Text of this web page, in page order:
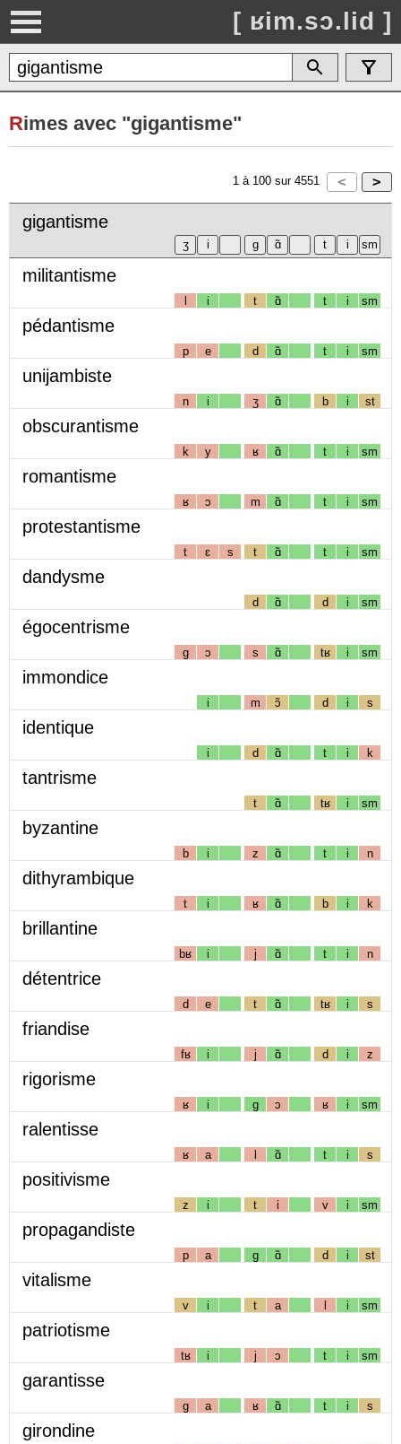
[ ʁim.sɔ.lid ]
Rimes avec "gigantisme"
1 à 100 sur 4551
gigantisme
militantisme
l i t ɑ̃ t i sm
pédantisme
p e d ɑ̃ t i sm
unijambiste
n i ʒ ɑ̃ b i st
obscurantisme
k y ʁ ɑ̃ t i sm
romantisme
ʁ ɔ m ɑ̃ t i sm
protestantisme
t ɛ s t ɑ̃ t i sm
dandysme
d ɑ̃ d i sm
égocentrisme
g ɔ s ɑ̃ tʁ i sm
immondice
i m ɔ̃ d i s
identique
i d ɑ̃ t i k
tantrisme
t ɑ̃ tʁ i sm
byzantine
b i z ɑ̃ t i n
dithyrambique
t i ʁ ɑ̃ b i k
brillantine
bʁ i j ɑ̃ t i n
détentrice
d e t ɑ̃ tʁ i s
friandise
fʁ i j ɑ̃ d i z
rigorisme
ʁ i g ɔ ʁ i sm
ralentisse
ʁ a l ɑ̃ t i s
positivisme
z i t i v i sm
propagandiste
p a g ɑ̃ d i st
vitalisme
v i t a l i sm
patriotisme
tʁ i j ɔ t i sm
garantisse
g a ʁ ɑ̃ t i s
girondine